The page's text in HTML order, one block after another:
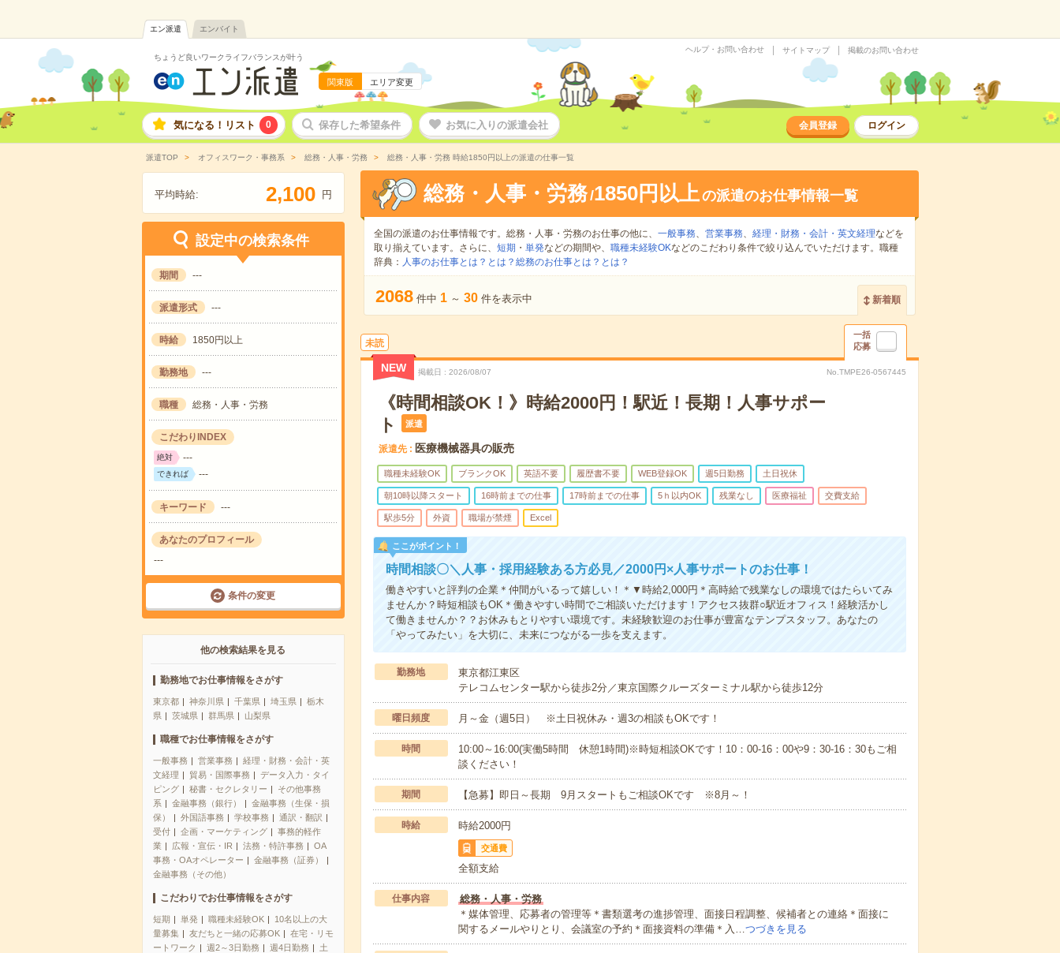
エン派遣 エンバイト
ちょうど良いワークライフバランスが叶う
関東版 エリア変更
ヘルプ・お問い合わせ サイトマップ 掲載のお問い合わせ
気になる！リスト 0 保存した希望条件 お気に入りの派遣会社 会員登録 ログイン
派遣TOP オフィスワーク・事務系 総務・人事・労務 総務・人事・労務 時給1850円以上の派遣の仕事一覧
平均時給: 2,100 円
設定中の検索条件
期間 ---
派遣形式 ---
時給 1850円以上
勤務地 ---
職種 総務・人事・労務
こだわりINDEX
絶対 ---
できれば ---
キーワード ---
あなたのプロフィール
---
条件の変更
他の検索結果を見る
勤務地でお仕事情報をさがす
東京都 神奈川県 千葉県 埼玉県
栃木
県
茨城県 群馬県 山梨県
職種でお仕事情報をさがす
一般事務 営業事務
経理・財務・会計・英
文経理
貿易・国際事務
データ入力・タイ
ピング
秘書・セクレタリー
その他事務
系
金融事務（銀行）
金融事務（生保・損
保）
外国語事務 学校事務
通訳・翻訳
受付
企画・マーケティング
事務的軽作
業
広報・宣伝・IR 法務・特許事務
OA
事務・OAオペレーター
金融事務（証券）
金融事務（その他）
こだわりでお仕事情報をさがす
短期 単発 職種未経験OK
10名以上の大
量募集
友だちと一緒の応募OK
在宅・リモ
ートワーク
週2～3日勤務 週4日勤務
土
総務・人事・労務/1850円以上の派遣のお仕事情報一覧
全国の派遣のお仕事情報です。総務・人事・労務のお仕事の他に、 一般事務、 営業事務、 経理・財務・会計・英文経理などを
取り揃えています。さらに、 短期 ・ 単発などの期間や、 職種未経験OKなどのこだわり条件で絞り込んでいただけます。職種
辞典： 人事のお仕事とは？とは？ 総務のお仕事とは？とは？
2068 件中 1 ～ 30 件を表示中 新着順
未読
一括
応募
NEW 掲載日 2026/08/07 No.TMPE26-0567445
《時間相談OK！》時給2000円！駅近！長期！人事サポー
ト
派遣
派遣先 医療機械器具の販売
職種未経験OK ブランクOK 英語不要 履歴書不要 WEB登録OK 週5日勤務 土日祝休
朝10時以降スタート 16時前までの仕事 17時前までの仕事 5ｈ以内OK 残業なし 医療福祉 交費支給
駅歩5分 外資 職場が禁煙 Excel
ここがポイント！
時間相談〇＼人事・採用経験ある方必見／2000円×人事サポートのお仕事！
働きやすいと評判の企業＊仲間がいるって嬉しい！＊▼時給2,000円＊高時給で残業なしの環境ではたらいてみ
ませんか？時短相談もOK＊働きやすい時間でご相談いただけます！アクセス抜群○駅近オフィス！経験活かし
て働きませんか？？お休みもとりやすい環境です。未経験歓迎のお仕事が豊富なテンプスタッフ。あなたの
「やってみたい」を大切に、未来につながる一歩を支えます。
勤務地
東京都江東区
テレコムセンター駅から徒歩2分／東京国際クルーズターミナル駅から徒歩12分
曜日頻度 月～金（週5日） ※土日祝休み・週3の相談もOKです！
時間
10:00～16:00(実働5時間 休憩1時間)※時短相談OKです！10：00-16：00や9：30-16：30もご相
談ください！
期間 【急募】即日～長期 9月スタートもご相談OKです ※8月～！
時給 時給2000円
交通費
全額支給
仕事内容
総務・人事・労務
＊媒体管理、応募者の管理等＊書類選考の進捗管理、面接日程調整、候補者との連絡＊面接に
関するメールやりとり、会議室の予約＊面接資料の準備＊入…つづきを見る